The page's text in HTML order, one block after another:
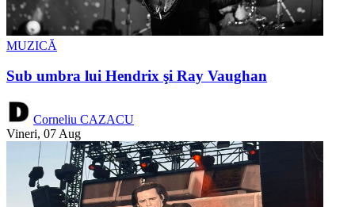
MUZICĂ
Sub umbra lui Hendrix şi Ray Vaughan
Corneliu CAZACU
Vineri, 07 Aug